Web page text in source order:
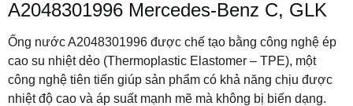
A2048301996 Mercedes-Benz C, GLK
Ống nước A2048301996 được chế tạo bằng công nghệ ép
cao su nhiệt dẻo (Thermoplastic Elastomer – TPE), một
công nghệ tiên tiến giúp sản phẩm có khả năng chịu được
nhiệt độ cao và áp suất mạnh mẽ mà không bị biến dạng.